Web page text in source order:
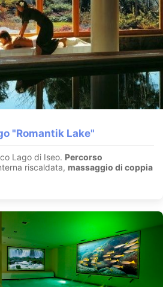
"Romantik Lake"
Lago di Iseo. Percorso
riscaldata, massaggio di coppia